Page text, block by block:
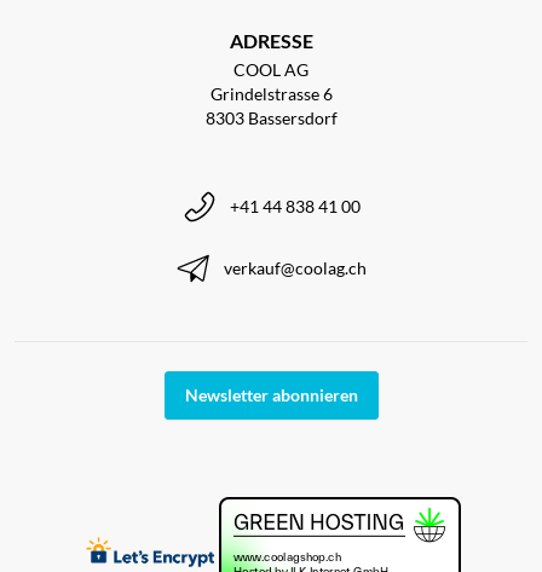
ADRESSE
COOL AG
Grindelstrasse 6
8303 Bassersdorf
+41 44 838 41 00
verkauf@coolag.ch
Newsletter abonnieren